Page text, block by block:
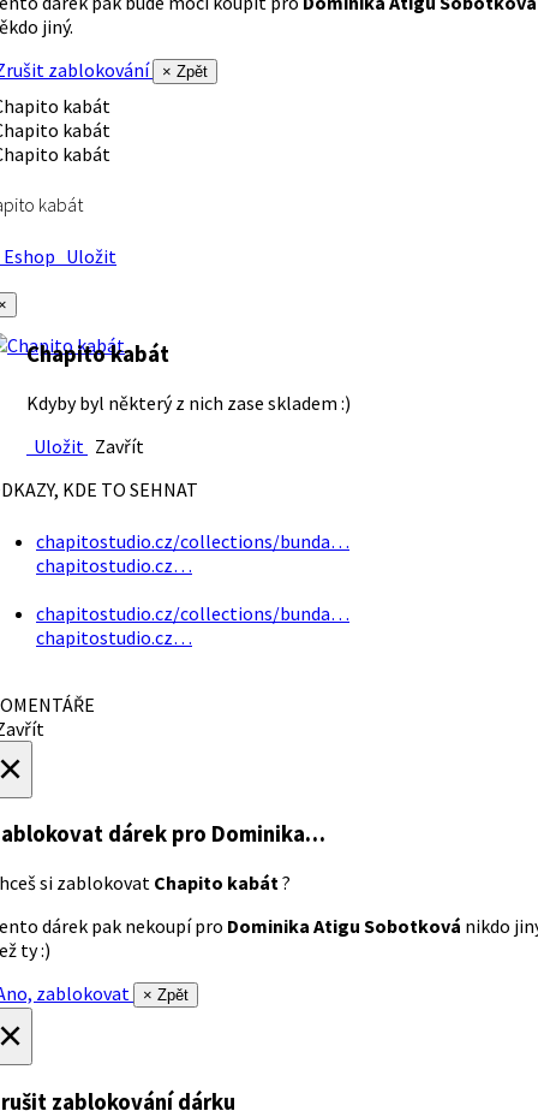
jiný.
zablokování
× Zpět
kabát
Uložit
Chapito kabát
Kdyby byl některý z nich zase skladem :)
Uložit Zavřít
KDE TO SEHNAT
chapitostudio.cz/collections/bunda…
chapitostudio.cz…
chapitostudio.cz/collections/bunda…
chapitostudio.cz…
dárek pro Dominika…
si zablokovat Chapito kabát ?
dárek pak nekoupí pro Dominika Atigu Sobotková nikdo
ty :)
zablokovat
× Zpět
zablokování dárku